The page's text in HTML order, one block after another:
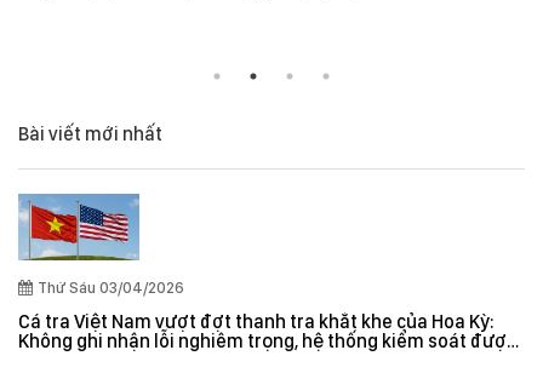
Bài viết mới nhất
Thứ Sáu 03/04/2026
Cá tra Việt Nam vượt đợt thanh tra khắt khe của Hoa Kỳ:
Không ghi nhận lỗi nghiêm trọng, hệ thống kiểm soát được